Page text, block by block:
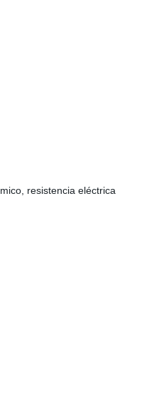
resistencia eléctrica